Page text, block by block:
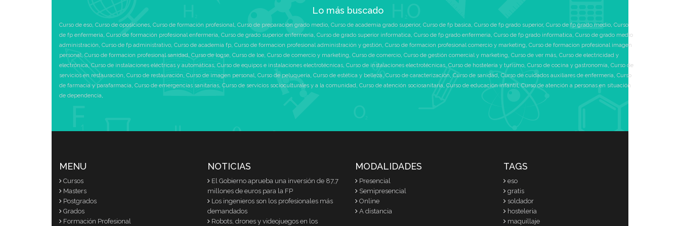
Lo más buscado
Curso de eso, Curso de oposiciones, Curso de formación profesional, Curso de preparacion grado medio, Curso de academia grado superior, Curso de fp basica, Curso de fp grado superior, Curso de fp grado medio, Curso
de fp enfermeria, Curso de formación profesional enfermeria, Curso de grado superior enfermeria, Curso de grado superior informatica, Curso de fp grado enfermeria, Curso de fp grado informatica, Curso de grado medio
administración, Curso de fp administrativo, Curso de academia fp, Curso de formacion profesional administración y gestión, Curso de formacion profesional comercio y marketing, Curso de formacion profesional imagen
personal,Curso de formacion profesional sanidad, Curso de logse, Curso de loe, Curso de comercio y marketing, Curso de comercio, Curso de gestión comercial y marketing, Curso de ver más, Curso de electricidad y
electrónica,Curso de instalaciones eléctricas y automáticas, Curso de equipos e instalaciones electrotécnicas, Curso de instalaciones electrotécnicas,Curso de hostelería y turismo, Curso de cocina y gastronomía, Curso de
servicios en restauración, Curso de restauración, Curso de imagen personal, Curso de peluquería, Curso de estética y belleza, Curso de caracterización,Curso de sanidad, Curso de cuidados auxiliares de enfermería, Curso
de farmacia y parafarmacia, Curso de emergencias sanitarias, Curso de servicios socioculturales y a la comunidad, Curso de atención sociosanitaria, Curso de educación infantil,Curso de atención a personas en situación
de dependencia,
MENU
Cursos
Masters
Postgrados
Grados
Formación Profesional
NOTICIAS
El Gobierno aprueba una inversión de 87,7
millones de euros para la FP
Los ingenieros son los profesionales más
demandados
Robots, drones y videojuegos en los
MODALIDADES
Presencial
Semipresencial
Online
A distancia
TAGS
eso
gratis
soldador
hosteleria
maquillaje